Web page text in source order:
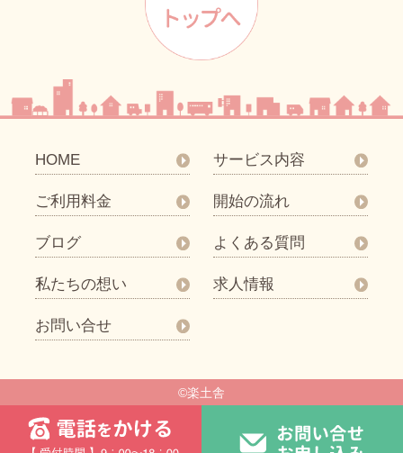
HOME サービス内容
ご利用料金 開始の流れ
ブログ よくある質問
私たちの想い 求人情報
お問い合せ
©楽土舎